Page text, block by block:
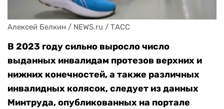
Алексей Белкин / NEWS.ru / ТАСС
В 2023 году сильно выросло число
выданных инвалидам протезов верхних и
нижних конечностей, а также различных
инвалидных колясок, следует из данных
Минтруда, опубликованных на портале